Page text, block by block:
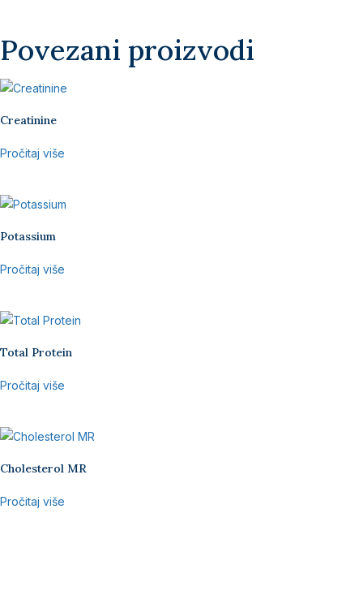
Povezani proizvodi
Creatinine
Pročitaj više
Potassium
Pročitaj više
Total Protein
Pročitaj više
Cholesterol MR
Pročitaj više